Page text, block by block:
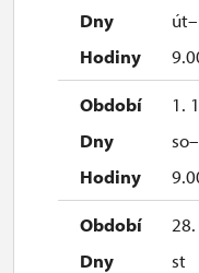
1.
st